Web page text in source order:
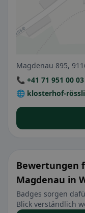
Magdenau 895,
📞 +41 71 951 00 03
🌐 klosterhof-
Bewertungen
Magdenau in
Badges sorgen
Blick verständlich